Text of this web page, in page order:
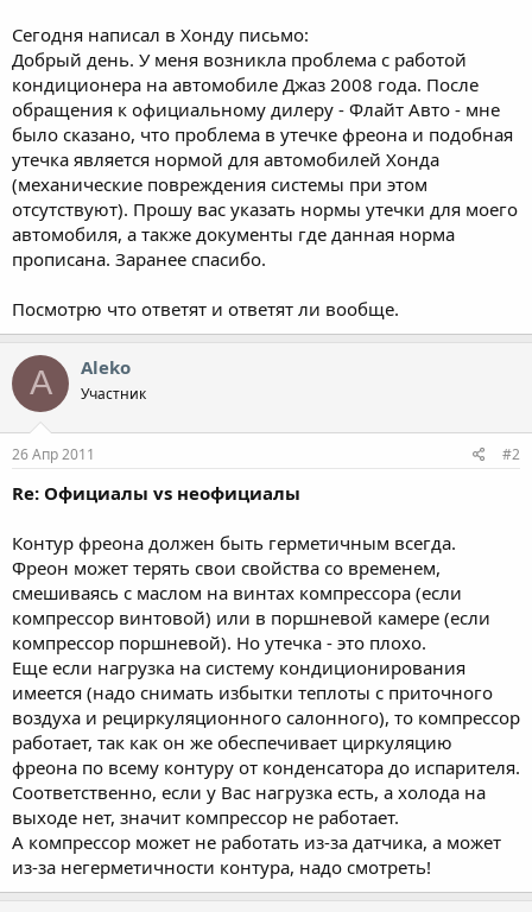
Сегодня написал в Хонду письмо:
Добрый день. У меня возникла проблема с работой
кондиционера на автомобиле Джаз 2008 года. После
обращения к официальному дилеру - Флайт Авто - мне
было сказано, что проблема в утечке фреона и подобная
утечка является нормой для автомобилей Хонда
(механические повреждения системы при этом
отсутствуют). Прошу вас указать нормы утечки для моего
автомобиля, а также документы где данная норма
прописана. Заранее спасибо.
Посмотрю что ответят и ответят ли вообще.
A Aleko
Участник
26 Апр 2011 #2
Re: Официалы vs неофициалы
Контур фреона должен быть герметичным всегда.
Фреон может терять свои свойства со временем,
смешиваясь с маслом на винтах компрессора (если
компрессор винтовой) или в поршневой камере (если
компрессор поршневой). Но утечка - это плохо.
Еще если нагрузка на систему кондиционирования
имеется (надо снимать избытки теплоты с приточного
воздуха и рециркуляционного салонного), то компрессор
работает, так как он же обеспечивает циркуляцию
фреона по всему контуру от конденсатора до испарителя.
Соответственно, если у Вас нагрузка есть, а холода на
выходе нет, значит компрессор не работает.
А компрессор может не работать из-за датчика, а может
из-за негерметичности контура, надо смотреть!